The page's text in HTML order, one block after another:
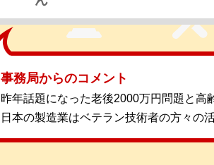
事務局からのコメント
昨年話題になった老後2000万円問題と高
日本の製造業はベテラン技術者の方々の